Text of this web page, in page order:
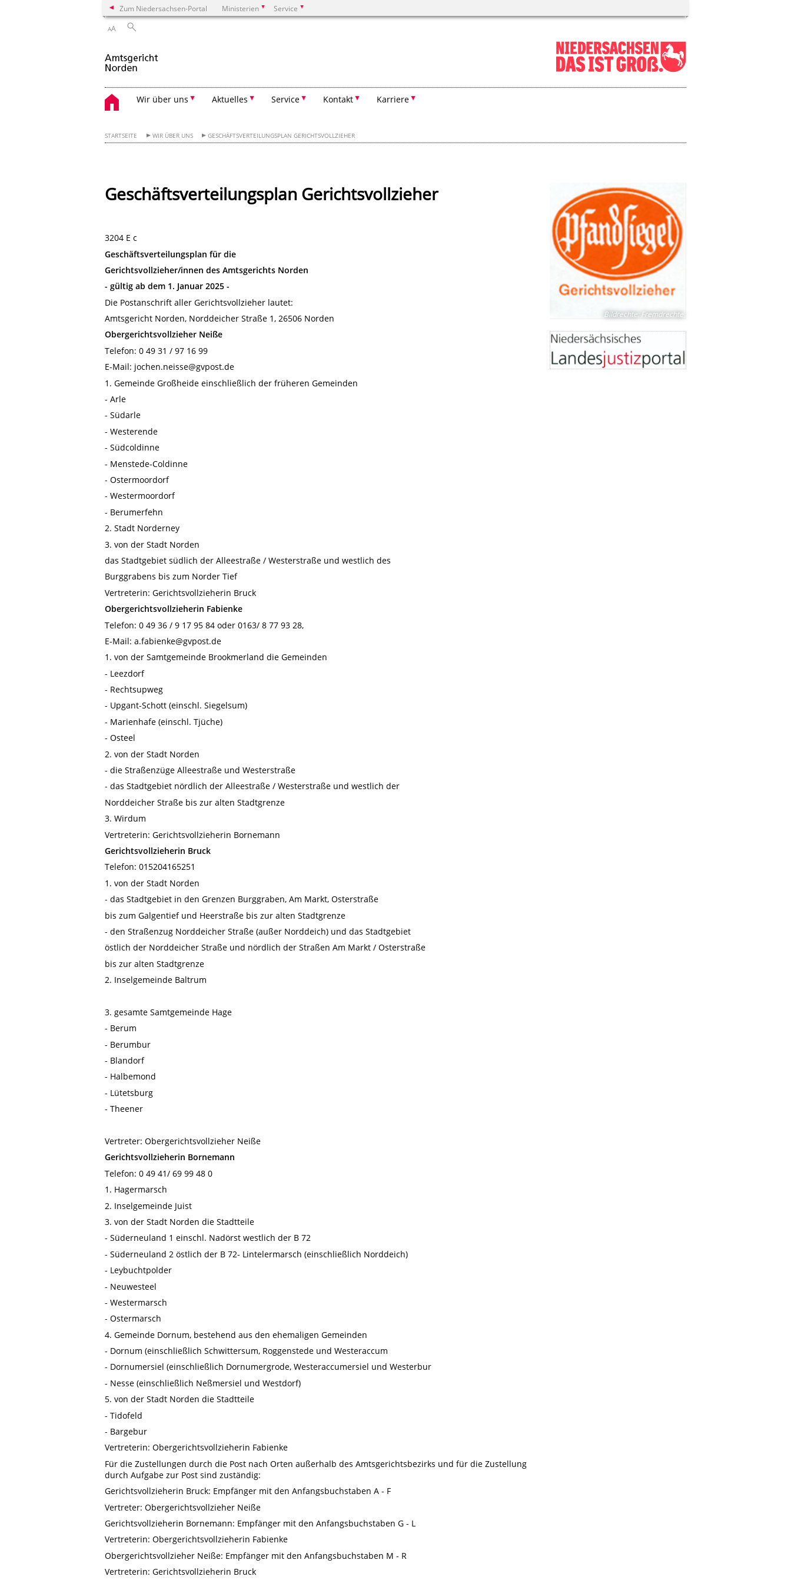
Zum Niedersachsen-Portal Ministerien Service
AA
Wir über uns Aktuelles Service Kontakt Karriere
STARTSEITE WIR ÜBER UNS GESCHÄFTSVERTEILUNGSPLAN GERICHTSVOLLZIEHER
Geschäftsverteilungsplan Gerichtsvollzieher
3204 E c
Geschäftsverteilungsplan für die
Gerichtsvollzieher/innen des Amtsgerichts Norden
- gültig ab dem 1. Januar 2025 -
Die Postanschrift aller Gerichtsvollzieher lautet:
Amtsgericht Norden, Norddeicher Straße 1, 26506 Norden
Obergerichtsvollzieher Neiße
Telefon: 0 49 31 / 97 16 99
E-Mail: jochen.neisse@gvpost.de
1. Gemeinde Großheide einschließlich der früheren Gemeinden
- Arle
- Südarle
- Westerende
- Südcoldinne
- Menstede-Coldinne
- Ostermoordorf
- Westermoordorf
- Berumerfehn
2. Stadt Norderney
3. von der Stadt Norden
das Stadtgebiet südlich der Alleestraße / Westerstraße und westlich des
Burggrabens bis zum Norder Tief
Vertreterin: Gerichtsvollzieherin Bruck
Obergerichtsvollzieherin Fabienke
Telefon: 0 49 36 / 9 17 95 84 oder 0163/ 8 77 93 28,
E-Mail: a.fabienke@gvpost.de
1. von der Samtgemeinde Brookmerland die Gemeinden
- Leezdorf
- Rechtsupweg
- Upgant-Schott (einschl. Siegelsum)
- Marienhafe (einschl. Tjüche)
- Osteel
2. von der Stadt Norden
- die Straßenzüge Alleestraße und Westerstraße
- das Stadtgebiet nördlich der Alleestraße / Westerstraße und westlich der
Norddeicher Straße bis zur alten Stadtgrenze
3. Wirdum
Vertreterin: Gerichtsvollzieherin Bornemann
Gerichtsvollzieherin Bruck
Telefon: 015204165251
1. von der Stadt Norden
- das Stadtgebiet in den Grenzen Burggraben, Am Markt, Osterstraße
bis zum Galgentief und Heerstraße bis zur alten Stadtgrenze
- den Straßenzug Norddeicher Straße (außer Norddeich) und das Stadtgebiet
östlich der Norddeicher Straße und nördlich der Straßen Am Markt / Osterstraße
bis zur alten Stadtgrenze
2. Inselgemeinde Baltrum
3. gesamte Samtgemeinde Hage
- Berum
- Berumbur
- Blandorf
- Halbemond
- Lütetsburg
- Theener
Vertreter: Obergerichtsvollzieher Neiße
Gerichtsvollzieherin Bornemann
Telefon: 0 49 41/ 69 99 48 0
1. Hagermarsch
2. Inselgemeinde Juist
3. von der Stadt Norden die Stadtteile
- Süderneuland 1 einschl. Nadörst westlich der B 72
- Süderneuland 2 östlich der B 72- Lintelermarsch (einschließlich Norddeich)
- Leybuchtpolder
- Neuwesteel
- Westermarsch
- Ostermarsch
4. Gemeinde Dornum, bestehend aus den ehemaligen Gemeinden
- Dornum (einschließlich Schwittersum, Roggenstede und Westeraccum
- Dornumersiel (einschließlich Dornumergrode, Westeraccumersiel und Westerbur
- Nesse (einschließlich Neßmersiel und Westdorf)
5. von der Stadt Norden die Stadtteile
- Tidofeld
- Bargebur
Vertreterin: Obergerichtsvollzieherin Fabienke
Für die Zustellungen durch die Post nach Orten außerhalb des Amtsgerichtsbezirks und für die Zustellung
durch Aufgabe zur Post sind zuständig:
Gerichtsvollzieherin Bruck: Empfänger mit den Anfangsbuchstaben A - F
Vertreter: Obergerichtsvollzieher Neiße
Gerichtsvollzieherin Bornemann: Empfänger mit den Anfangsbuchstaben G - L
Vertreterin: Obergerichtsvollzieherin Fabienke
Obergerichtsvollzieher Neiße: Empfänger mit den Anfangsbuchstaben M - R
Vertreterin: Gerichtsvollzieherin Bruck
Bildrechte: Fremdrechte